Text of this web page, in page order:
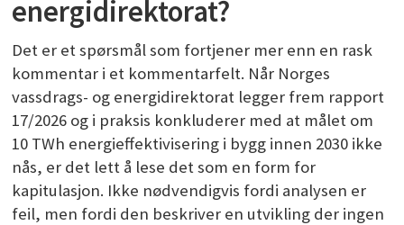
energidirektorat?
Det er et spørsmål som fortjener mer enn en rask
kommentar i et kommentarfelt. Når Norges
vassdrags- og energidirektorat legger frem rapport
17/2026 og i praksis konkluderer med at målet om
10 TWh energieffektivisering i bygg innen 2030 ikke
nås, er det lett å lese det som en form for
kapitulasjon. Ikke nødvendigvis fordi analysen er
feil, men fordi den beskriver en utvikling der ingen